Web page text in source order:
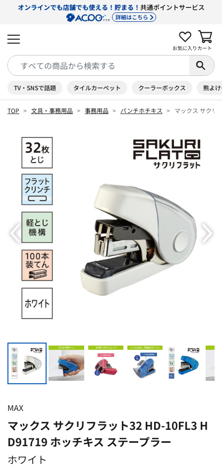
オンラインでも店舗でも使える！貯まる！ 共通ポイントサービス
詳細はこちら
お気に入り カート
TV・SNSで話題 タイルカーペット クーラーボックス 熊よ
TOP 文具・事務用品 事務用品 パンチホチキス マックス サクリ
MAX
マックス サクリフラット32 HD-10FL3 H
D91719 ホッチキス ステープラー
ホワイト